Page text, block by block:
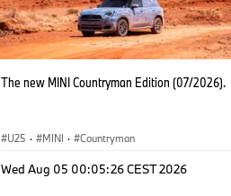
The new MINI Countryman Edition (07/2026).
U25 · MINI · Countryman
Wed Aug 05 00:05:26 CEST 2026